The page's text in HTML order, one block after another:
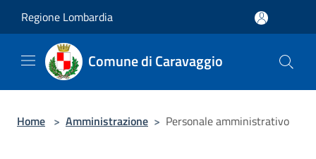
Regione Lombardia
Comune di Caravaggio
Home > Amministrazione > Personale amministrativo